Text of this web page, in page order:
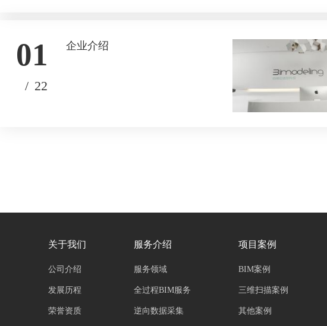
01
/ 22
企业介绍
关于我们
公司介绍
发展历程
荣誉资质
服务介绍
服务领域
全过程BIM服务
逆向数据采集
项目案例
BIM案例
三维扫描案例
其他案例